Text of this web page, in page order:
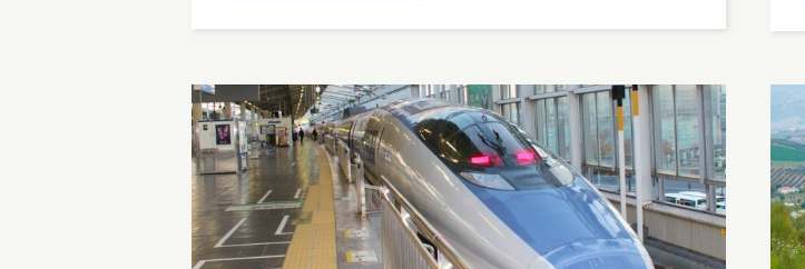
andre aktuelle høyhastighetsbaner i Norge og til våre